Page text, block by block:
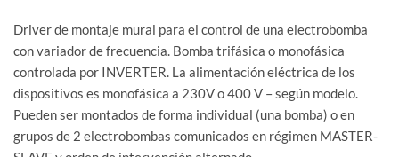
Driver de montaje mural para el control de una electrobomba
con variador de frecuencia. Bomba trifásica o monofásica
controlada por INVERTER. La alimentación eléctrica de los
dispositivos es monofásica a 230V o 400 V – según modelo.
Pueden ser montados de forma individual (una bomba) o en
grupos de 2 electrobombas comunicados en régimen MASTER-